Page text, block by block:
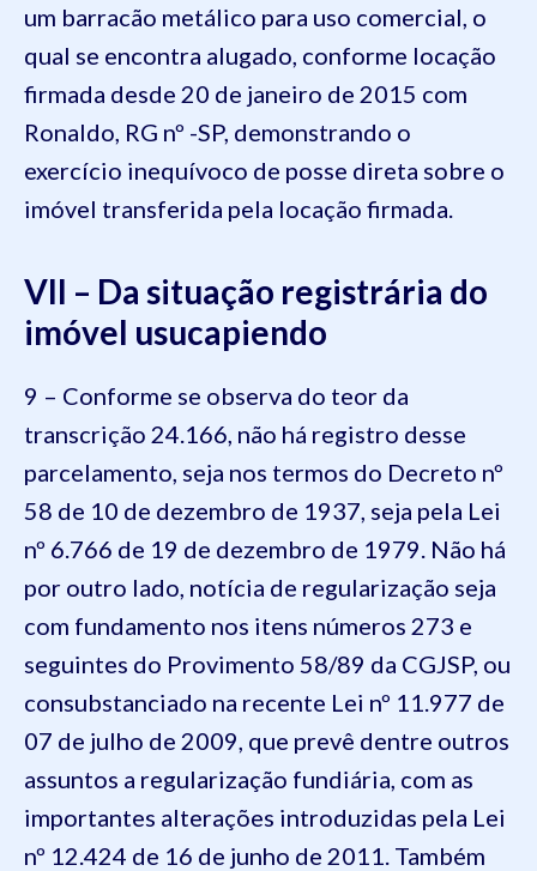
um barracão metálico para uso comercial, o
qual se encontra alugado, conforme locação
firmada desde 20 de janeiro de 2015 com
Ronaldo, RG nº -SP, demonstrando o
exercício inequívoco de posse direta sobre o
imóvel transferida pela locação firmada.
VII – Da situação registrária do
imóvel usucapiendo
9 – Conforme se observa do teor da
transcrição 24.166, não há registro desse
parcelamento, seja nos termos do Decreto nº
58 de 10 de dezembro de 1937, seja pela Lei
nº 6.766 de 19 de dezembro de 1979. Não há
por outro lado, notícia de regularização seja
com fundamento nos itens números 273 e
seguintes do Provimento 58/89 da CGJSP, ou
consubstanciado na recente Lei nº 11.977 de
07 de julho de 2009, que prevê dentre outros
assuntos a regularização fundiária, com as
importantes alterações introduzidas pela Lei
nº 12.424 de 16 de junho de 2011. Também